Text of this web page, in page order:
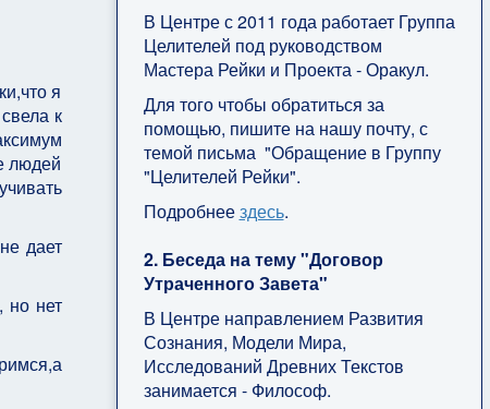
я
к
людей
дает
но нет
В Центре с 2011 года работает Группа
Целителей под руководством
Мастера Рейки и Проекта - Оракул.
Для того чтобы обратиться за
помощью, пишите на нашу почту, с
темой письма "Обращение в Группу
"Целителей Рейки".
Подробнеездесь.
2. Беседа на тему "Договор
Утраченного Завета"
В Центре направлением Развития
Сознания, Модели Мира,
Исследований Древних Текстов
занимается - Философ.